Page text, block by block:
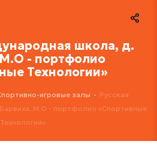
школа, д.
- портфолио
Технологии»
игровые залы - Русская
М.О - портфолио «Спортивные
Технологии»